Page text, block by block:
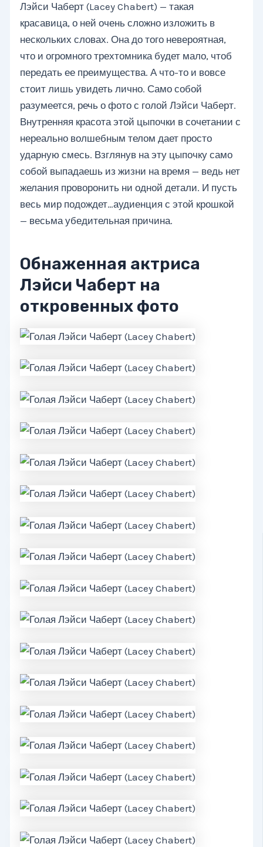
Лэйси Чаберт (Lacey Chabert) — такая
красавица, о ней очень сложно изложить в
нескольких словах. Она до того невероятная,
что и огромного трехтомника будет мало, чтоб
передать ее преимущества. А что-то и вовсе
стоит лишь увидеть лично. Само собой
разумеется, речь о фото с голой Лэйси Чаберт.
Внутренняя красота этой цыпочки в сочетании с
нереально волшебным телом дает просто
ударную смесь. Взглянув на эту цыпочку само
собой выпадаешь из жизни на время — ведь нет
желания проворонить ни одной детали. И пусть
весь мир подождет…аудиенция с этой крошкой
— весьма убедительная причина.
Обнаженная актриса
Лэйси Чаберт на
откровенных фото